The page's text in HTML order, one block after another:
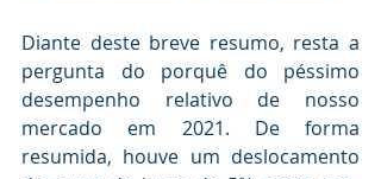
Diante deste breve resumo, resta a
pergunta do porquê do péssimo
desempenho relativo de nosso
mercado em 2021. De forma
resumida, houve um deslocamento